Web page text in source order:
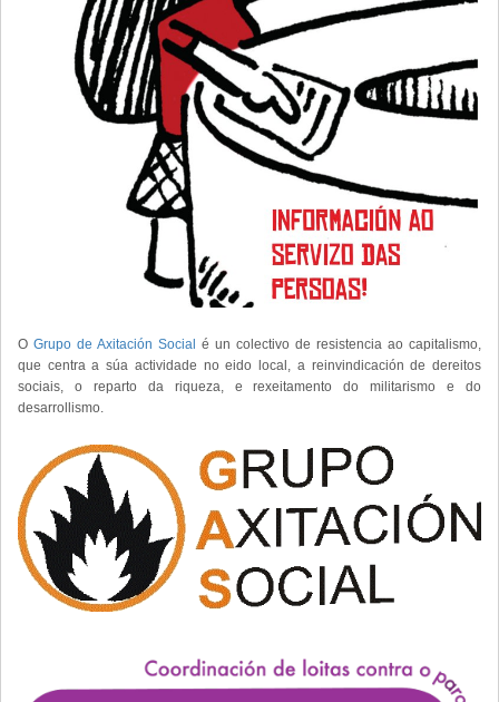
O Grupo de Axitación Social é un colectivo de resistencia ao capitalismo,
que centra a súa actividade no eido local, a reinvindicación de dereitos
sociais, o reparto da riqueza, e rexeitamento do militarismo e do
desarrollismo.